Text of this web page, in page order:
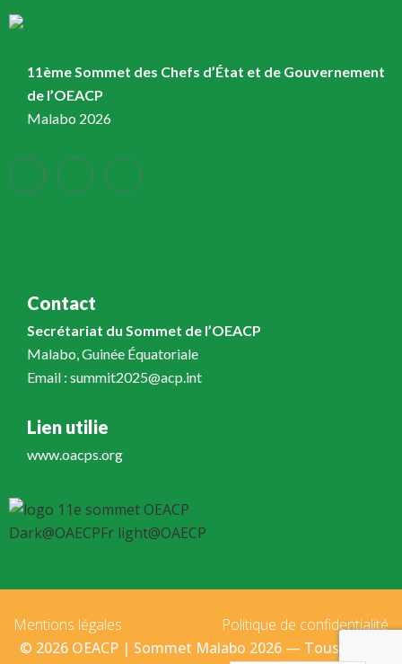
11ème Sommet des Chefs d’État et de Gouvernement
de l’OEACP
Malabo 2026
Contact
Secrétariat du Sommet de l’OEACP
Malabo, Guinée Équatoriale
Email : summit2025@acp.int
Lien utilie
www.oacps.org
Mentions légales
Politique de confidentialité
© 2026 OEACP | Sommet Malabo 2026 — Tous droits